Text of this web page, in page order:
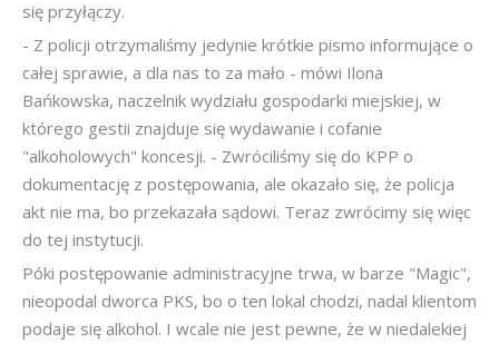
się przyłączy.
- Z policji otrzymaliśmy jedynie krótkie pismo informujące o
całej sprawie, a dla nas to za mało - mówi Ilona
Bańkowska, naczelnik wydziału gospodarki miejskiej, w
którego gestii znajduje się wydawanie i cofanie
"alkoholowych" koncesji. - Zwróciliśmy się do KPP o
dokumentację z postępowania, ale okazało się, że policja
akt nie ma, bo przekazała sądowi. Teraz zwrócimy się więc
do tej instytucji.
Póki postępowanie administracyjne trwa, w barze "Magic",
nieopodal dworca PKS, bo o ten lokal chodzi, nadal klientom
podaje się alkohol. I wcale nie jest pewne, że w niedalekiej